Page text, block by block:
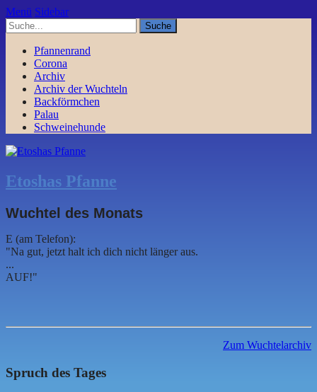
Menü Sidebar
Pfannenrand
Corona
Archiv
Archiv der Wuchteln
Backförmchen
Palau
Schweinehunde
Etoshas Pfanne
Wuchtel des Monats
E (am Telefon):
"Na gut, jetzt halt ich dich nicht länger aus.
...
AUF!"
Zum Wuchtelarchiv
Spruch des Tages